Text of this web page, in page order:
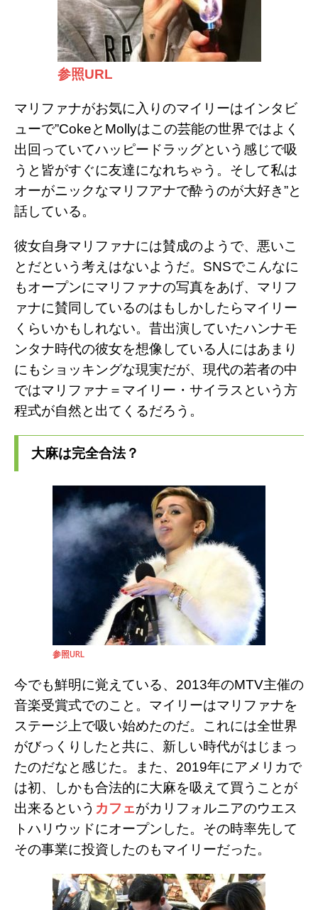
参照URL
マリファナがお気に入りのマイリーはインタビ
ューで”Cokeと Mollyはこの芸能の世界ではよく
出回っていてハッピードラッグという感じで吸
うと皆がすぐに友達になれちゃう。そして私は
オーがニックなマリフアナで酔うのが大好き”と
話している。
彼女自身マリファナには賛成のようで、悪いこ
とだという考えはないようだ。 SNSでこんなに
もオープンにマリファナの写真をあげ、マリフ
ァナに賛同しているのはもしかしたらマイリー
くらいかもしれない。 昔出演していたハンナモ
ンタナ時代の彼女を想像している人にはあまり
にもショッキングな現実だが、現代の若者の中
ではマリファナ＝マイリー・サイラスという方
程式が自然と出てくるだろう。
大麻は完全合法？
参照URL
今でも鮮明に覚えている、 2013年のMTV主催の
音楽受賞式でのこと。マイリーはマリファナを
ステージ上で吸い始めたのだ。これには全世界
がびっくりしたと共に、新しい時代がはじまっ
たのだなと感じた。また、 2019年にアメリカで
は初、しかも合法的に大麻を吸えて買うことが
出来るという カフェがカリフォルニアのウエス
トハリウッドにオープンした。その時率先して
その事業に投資したのもマイリーだった。